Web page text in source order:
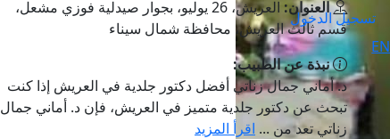
تسجيل الدخول
EN
العنوان:
العريش، 26 يوليو، بجوار صيدلية فوزي مشعل،
قسم ثالث العريش، محافظة شمال سيناء
نبذة عن الطبيب:
د. أماني جمال زناتي أفضل دكتور جلدية في العريش إذا كنت
تبحث عن دكتور جلدية متميز في العريش، فإن د. أماني جمال
زناتي تعد من ... اقرأ المزيد